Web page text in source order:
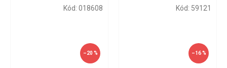
–20 %
Kód: 018608
–16 %
Kód: 59121